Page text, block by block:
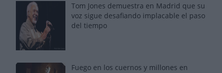
Tom Jones demuestra en Madrid que su
voz sigue desafiando implacable el paso
del tiempo
Fuego en los cuernos y millones en